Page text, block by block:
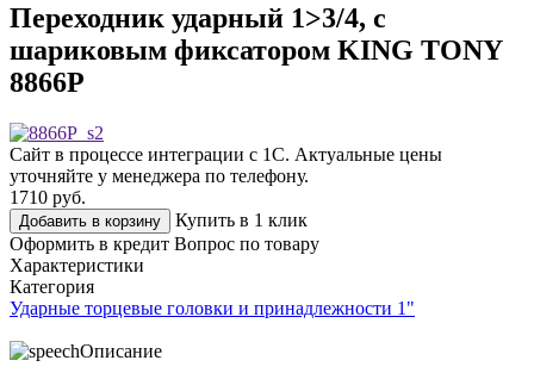
Переходник ударный 1>3/4, с
шариковым фиксатором KING TONY
8866P
Сайт в процессе интеграции с 1С. Актуальные цены
уточняйте у менеджера по телефону.
1710 руб.
Добавить в корзину
Купить в 1 клик
Оформить в кредит Вопрос по товару
Характеристики
Категория
Ударные торцевые головки и принадлежности 1"
Описание